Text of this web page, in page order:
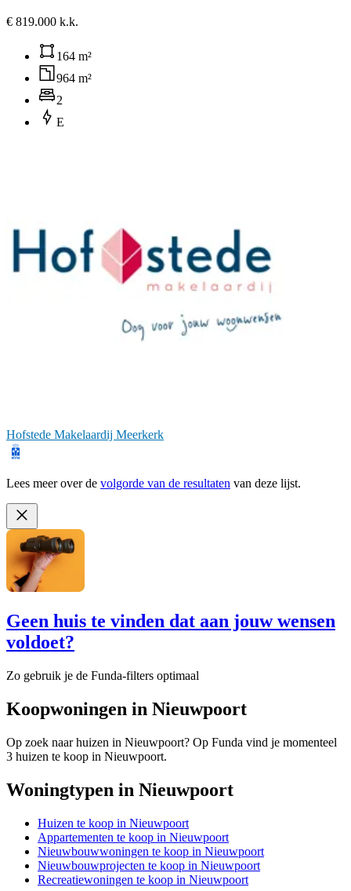
€ 819.000 k.k.
164 m²
964 m²
2
E
Hofstede Makelaardij Meerkerk
Lees meer over de volgorde van de resultaten van deze lijst.
Geen huis te vinden dat aan jouw wensen
voldoet?
Zo gebruik je de Funda-filters optimaal
Koopwoningen in Nieuwpoort
Op zoek naar huizen in Nieuwpoort? Op Funda vind je momenteel
3 huizen te koop in Nieuwpoort.
Woningtypen in Nieuwpoort
Huizen te koop in Nieuwpoort
Appartementen te koop in Nieuwpoort
Nieuwbouwwoningen te koop in Nieuwpoort
Nieuwbouwprojecten te koop in Nieuwpoort
Recreatiewoningen te koop in Nieuwpoort